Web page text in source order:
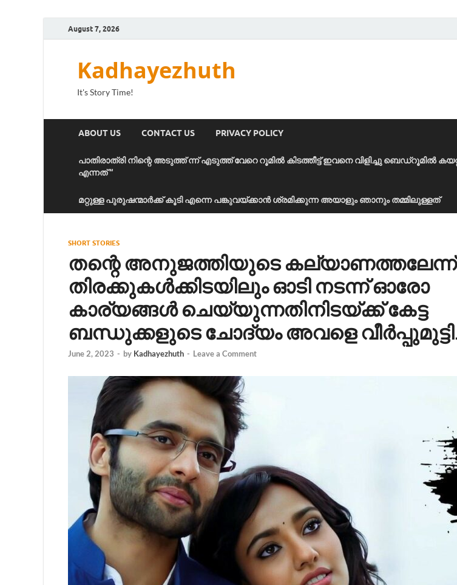
August 7, 2026
Kadhayezhuth
It's Story Time!
ABOUT US CONTACT US PRIVACY POLICY
പാതിരാത്രി നിന്റെ അടുത്ത് ന്ന് എടുത്ത് വേറെ റൂമിൽ കിടത്തീട്ട് ഇവനെ വിളിച്ചു ബെഡ്‌റൂമിൽ
എന്നത് “
മറ്റുള്ള പുരുഷന്മാർക്ക് കൂടി എന്നെ പങ്കുവയ്ക്കാൻ ശ്രമിക്കുന്ന അയാളും ഞാനും തമ്മിലുള്ളത്
SHORT STORIES
തന്റെ അനുജത്തിയുടെ കല്യാണത്തലേന്ന്
തിരക്കുകൾക്കിടയിലും ഓടി നടന്ന് ഓരോ
കാര്യങ്ങൾ ചെയ്യുന്നതിനിടയ്ക്ക് കേട്ട
ബന്ധുക്കളുടെ ചോദ്യം അവളെ
June 2, 2023 - by Kadhayezhuth - Leave a Comment